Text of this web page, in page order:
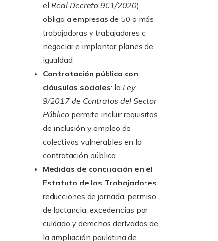
el Real Decreto 901/2020)
obliga a empresas de 50 o más
trabajadoras y trabajadores a
negociar e implantar planes de
igualdad.
Contratación pública con
cláusulas sociales: la Ley
9/2017 de Contratos del Sector
Público permite incluir requisitos
de inclusión y empleo de
colectivos vulnerables en la
contratación pública.
Medidas de conciliación en el
Estatuto de los Trabajadores:
reducciones de jornada, permiso
de lactancia, excedencias por
cuidado y derechos derivados de
la ampliación paulatina de